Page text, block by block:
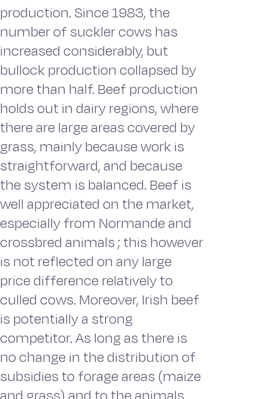
production. Since 1983, the
number of suckler cows has
increased considerably, but
bullock production collapsed by
more than half. Beef production
holds out in dairy regions, where
there are large areas covered by
grass, mainly because work is
straightforward, and because
the system is balanced. Beef is
well appreciated on the market,
especially from Normande and
crossbred animals ; this however
is not reflected on any large
price difference relatively to
culled cows. Moreover, Irish beef
is potentially a strong
competitor. As long as there is
no change in the distribution of
subsidies to forage areas (maize